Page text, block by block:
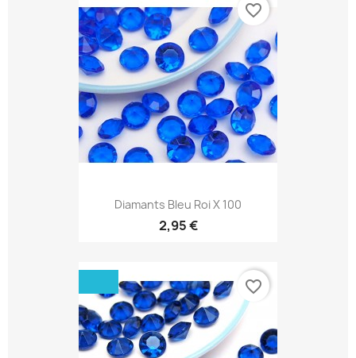
Diamants Bleu Roi X 100
2,95 €
favorite_border
favorite_border